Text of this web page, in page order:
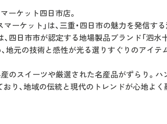
ーケット四日市店。
ーケット」は、三重・四日市の魅力を発信す
四日市市が認定する地場製品ブランド「泗水
地元の技術と感性が光る選りすぐりのアイテ
産のスイーツや厳選された名産品がずらり。
り、地域の伝統と現代のトレンドが心地よく